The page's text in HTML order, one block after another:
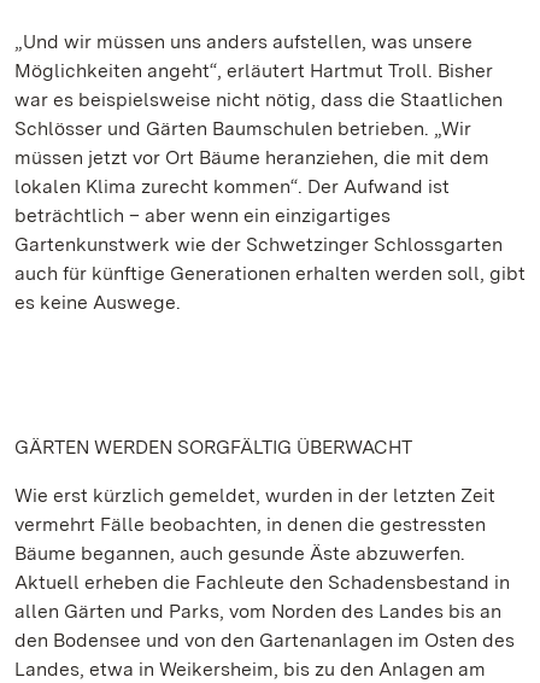
„Und wir müssen uns anders aufstellen, was unsere
Möglichkeiten angeht“, erläutert Hartmut Troll. Bisher
war es beispielsweise nicht nötig, dass die Staatlichen
Schlösser und Gärten Baumschulen betrieben. „Wir
müssen jetzt vor Ort Bäume heranziehen, die mit dem
lokalen Klima zurecht kommen“. Der Aufwand ist
beträchtlich – aber wenn ein einzigartiges
Gartenkunstwerk wie der Schwetzinger Schlossgarten
auch für künftige Generationen erhalten werden soll, gibt
es keine Auswege.
GÄRTEN WERDEN SORGFÄLTIG ÜBERWACHT
Wie erst kürzlich gemeldet, wurden in der letzten Zeit
vermehrt Fälle beobachten, in denen die gestressten
Bäume begannen, auch gesunde Äste abzuwerfen.
Aktuell erheben die Fachleute den Schadensbestand in
allen Gärten und Parks, vom Norden des Landes bis an
den Bodensee und von den Gartenanlagen im Osten des
Landes, etwa in Weikersheim, bis zu den Anlagen am